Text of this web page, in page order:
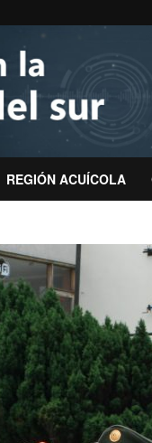
REGIÓN ACUÍCOLA